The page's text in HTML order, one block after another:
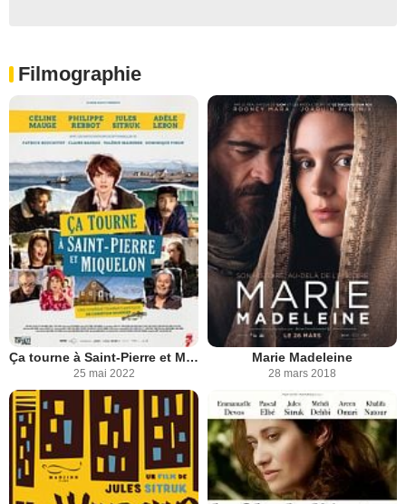
Filmographie
Ça tourne à Saint-Pierre et Miquelon
25 mai 2022
Marie Madeleine
28 mars 2018